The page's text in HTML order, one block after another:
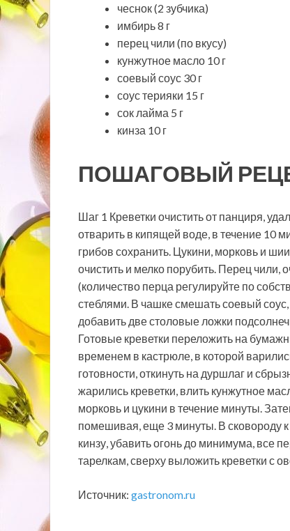
чеснок (2 зубчика)
имбирь 8 г
перец чили (по вкусу)
кунжутное масло 10 г
соевый соус 30 г
соус терияки 15 г
сок лайма 5 г
кинза 10 г
ПОШАГОВЫЙ
Шаг 1 Креветки очистить от панциря,
отварить в кипящей воде, в течение 10
грибов сохранить. Цукини, морковь и
очистить и мелко порубить. Перец чили,
(количество перца регулируйте по
стеблями. В чашке смешать соевый соус,
добавить две столовые ложки
Готовые креветки переложить на
временем в кастрюле, в которой
готовности, откинуть на дуршлаг и
жарились креветки, влить кунжутное
морковь и цукини в течение минуты.
помешивая, еще 3 минуты. В сковороду
кинзу, убавить огонь до минимума, все
тарелкам, сверху выложить креветки с
Источник: gastronom.ru